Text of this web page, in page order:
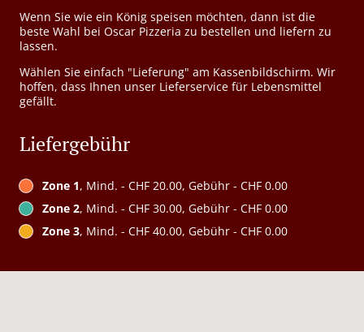
Wenn Sie wie ein König speisen möchten, dann ist die
beste Wahl bei Oscar Pizzeria zu bestellen und liefern zu
lassen.
Wählen Sie einfach "Lieferung" am Kassenbildschirm. Wir
hoffen, dass Ihnen unser Lieferservice für Lebensmittel
gefällt.
Liefergebühr
Zone 1, Mind. - CHF 20.00, Gebühr - CHF 0.00
Zone 2, Mind. - CHF 30.00, Gebühr - CHF 0.00
Zone 3, Mind. - CHF 40.00, Gebühr - CHF 0.00